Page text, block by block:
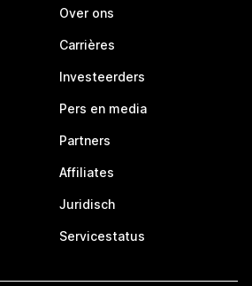
Over ons
Carrières
Investeerders
Pers en media
Partners
Affiliates
Juridisch
Servicestatus